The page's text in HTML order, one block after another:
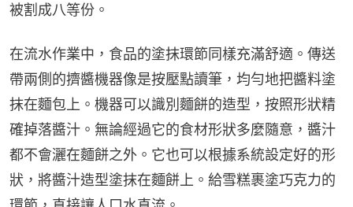
被割成八等份。
在流水作業中，食品的塗抹環節同樣充滿舒適。傳送
帶兩側的擠醬機器像是按壓點讀筆，均勻地把醬料塗
抹在麵包上。機器可以識別麵餅的造型，按照形狀精
確掉落醬汁。無論經過它的食材形狀多麼隨意，醬汁
都不會灑在麵餅之外。它也可以根據系統設定好的形
狀，將醬汁造型塗抹在麵餅上。給雪糕裹塗巧克力的